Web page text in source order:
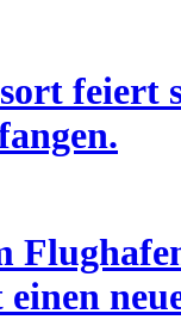
feiert